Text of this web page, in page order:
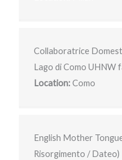
Collaboratrice
Lago di Como UHNW
Location:Como
English Mother
Risorgimento / Dateo)